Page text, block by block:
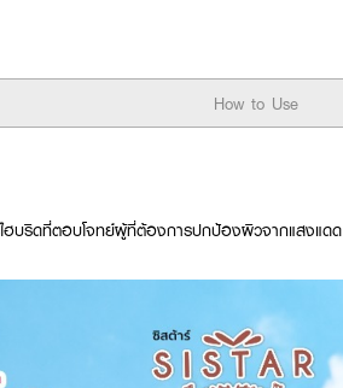
How to Use
ฮบริดที่ตอบโจทย์ผู้ที่ต้องการปกป้องผิวจากแสงแดด